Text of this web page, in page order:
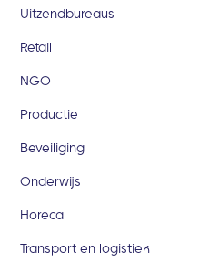
Uitzendbureaus
Retail
NGO
Productie
Beveiliging
Onderwijs
Horeca
Transport en logistiek